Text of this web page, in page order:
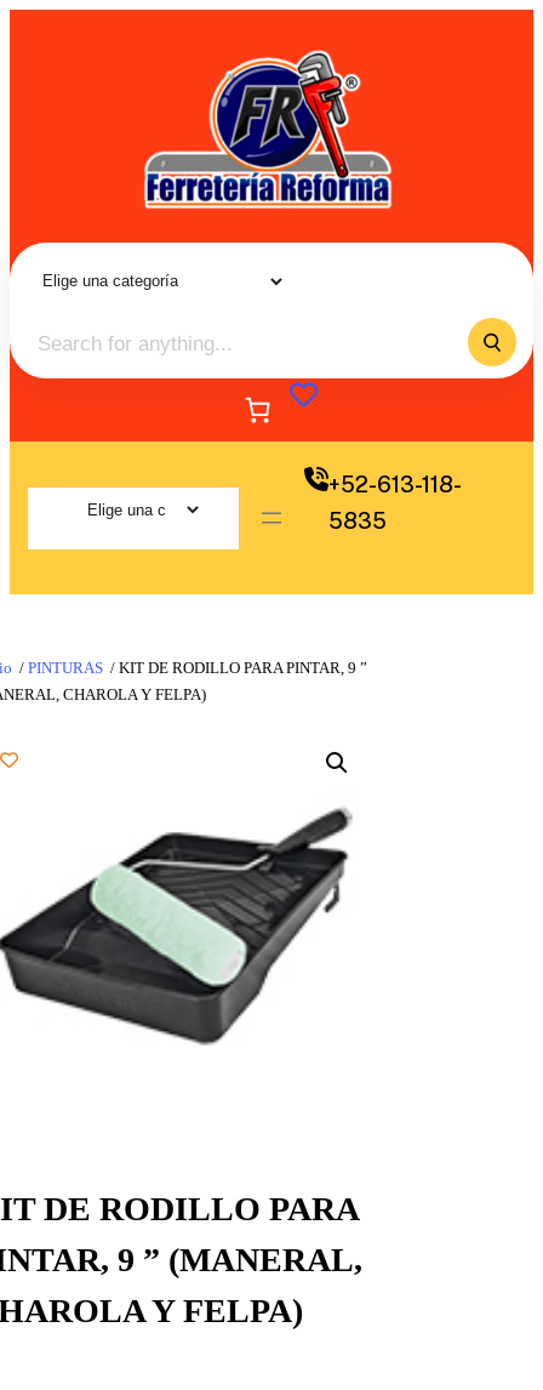
+52-613-118-
5835
/ PINTURAS / KIT DE RODILLO PARA PINTAR, 9 ”
CHAROLA Y FELPA)
DE RODILLO PARA
9 ” (MANERAL,
Y FELPA)